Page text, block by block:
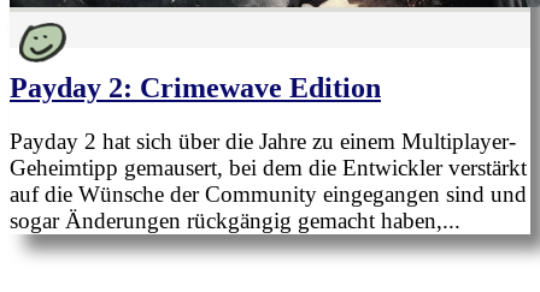
Payday 2: Crimewave Edition
Payday 2 hat sich über die Jahre zu einem Multiplayer-
Geheimtipp gemausert, bei dem die Entwickler verstärkt
auf die Wünsche der Community eingegangen sind und
sogar Änderungen rückgängig gemacht haben,...